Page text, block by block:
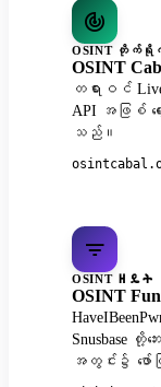
OSINT တိုက်ရို
OSINT
တရားဝင်
API အဖြစ် ရွ
သည်။
OSINT ዘዴት
OSINT
Snusbase တို့
အတွင်း၌ ဖော်